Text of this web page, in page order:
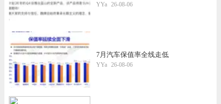
YYa 26-08-06
7月汽车保值率全线走低
YYa 26-08-06